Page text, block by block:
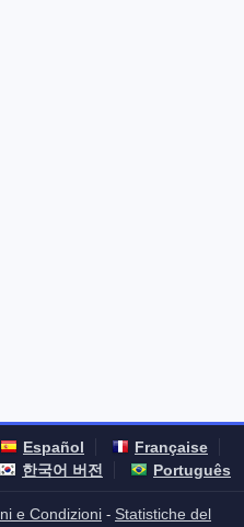
Español
Française
한국어 버전 Português
e Condizioni - Statistiche del